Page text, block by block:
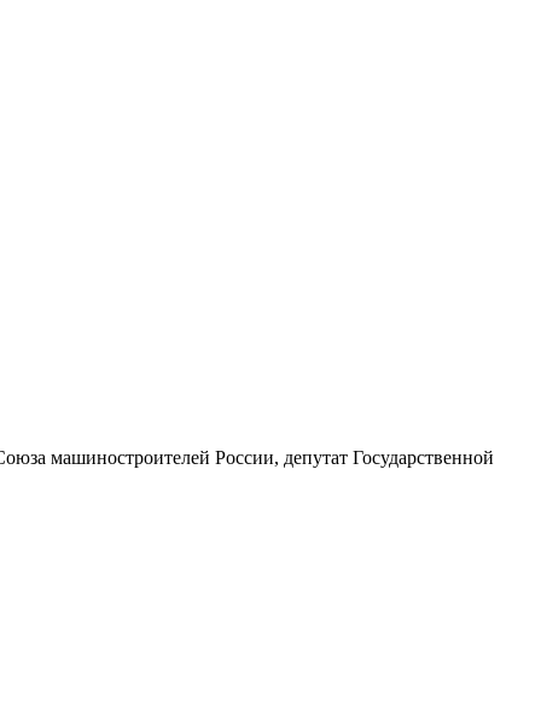
машиностроителей России, депутат Государственной